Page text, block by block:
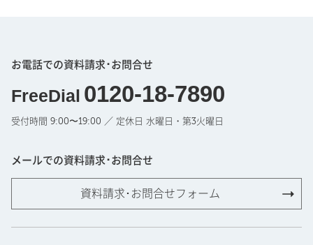
お電話での資料請求･お問合せ
FreeDial 0120-18-7890
受付時間 9:00〜19:00 ／ 定休日 水曜日・第3火曜日
メールでの資料請求･お問合せ
資料請求･お問合せフォーム